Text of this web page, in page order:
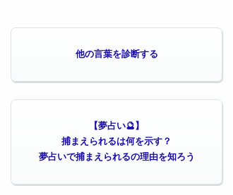
他の言葉を診断する
【夢占い🔮】
捕まえられるは何を示す？
夢占いで捕まえられるの理由を知ろう